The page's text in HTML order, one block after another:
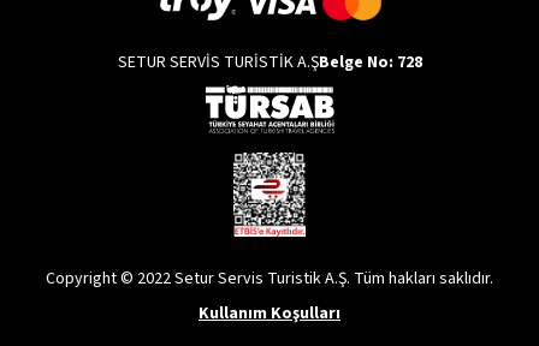
SETUR SERVİS TURİSTİK A.ŞBelge No: 728
Copyright © 2022 Setur Servis Turistik A.Ş. Tüm hakları saklıdır.
Kullanım Koşulları